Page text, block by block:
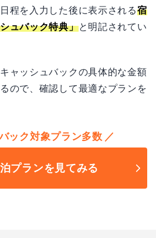
程を入力した後に表示される宿
ュバック特典」と明記されてい
ャッシュバックの具体的な金額
ので、確認して最適なプランを
ック対象プラン多数
プランを見てみる